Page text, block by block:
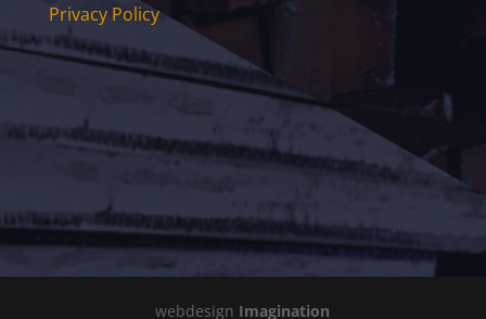
Privacy Policy
webdesign Imagination